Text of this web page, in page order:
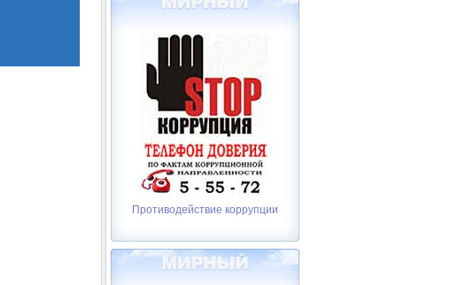
Противодействие коррупции